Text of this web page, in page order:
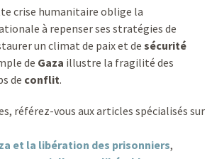
crise humanitaire oblige la
à repenser ses stratégies de
un climat de paix et de sécurité
de Gaza illustre la fragilité des
de conflit.
référez-vous aux articles spécialisés sur
et la libération des prisonniers,